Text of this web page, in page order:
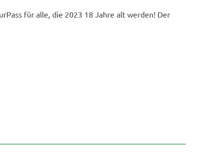
für alle, die 2023 18 Jahre alt werden! Der